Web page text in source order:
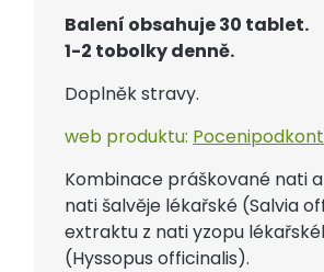
Balení obsahuje 30 tablet.
1-2 tobolky denně.
Doplněk stravy.
web produktu:
Kombinace práškované nati
nati šalvěje lékařské (Salvia
extraktu z nati yzopu
(Hyssopus officinalis).